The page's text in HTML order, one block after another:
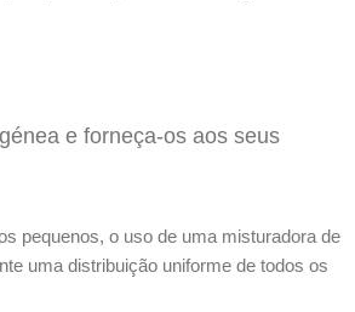
e forneça-os aos seus
pequenos, o uso de uma misturadora de
uma distribuição uniforme de todos os